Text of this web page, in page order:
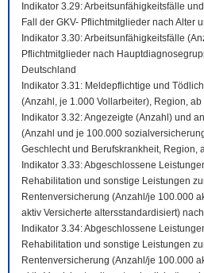
Indikator 3.29: Arbeitsunfähigkeitsfälle
Fall der GKV- Pflichtmitglieder nach Alter
Indikator 3.30: Arbeitsunfähigkeitsfälle
Pflichtmitglieder nach
Deutschland
Indikator 3.31: Meldepflichtige und
(Anzahl, je 1.000 Vollarbeiter), Region, ab
Indikator 3.32: Angezeigte (Anzahl) und
(Anzahl und je 100.000
Geschlecht und Berufskrankheit, Region,
Indikator 3.33: Abgeschlossene
Rehabilitation und sonstige Leistungen
Rentenversicherung (Anzahl/je 100.000
aktiv Versicherte altersstandardisiert)
Indikator 3.34: Abgeschlossene
Rehabilitation und sonstige Leistungen
Rentenversicherung (Anzahl/je 100.000